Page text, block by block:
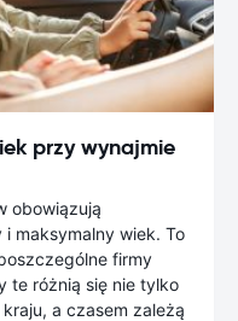
przy wynajmie
obowiązują
maksymalny wiek. To
firmy
te różnią się nie tylko
a czasem zależą